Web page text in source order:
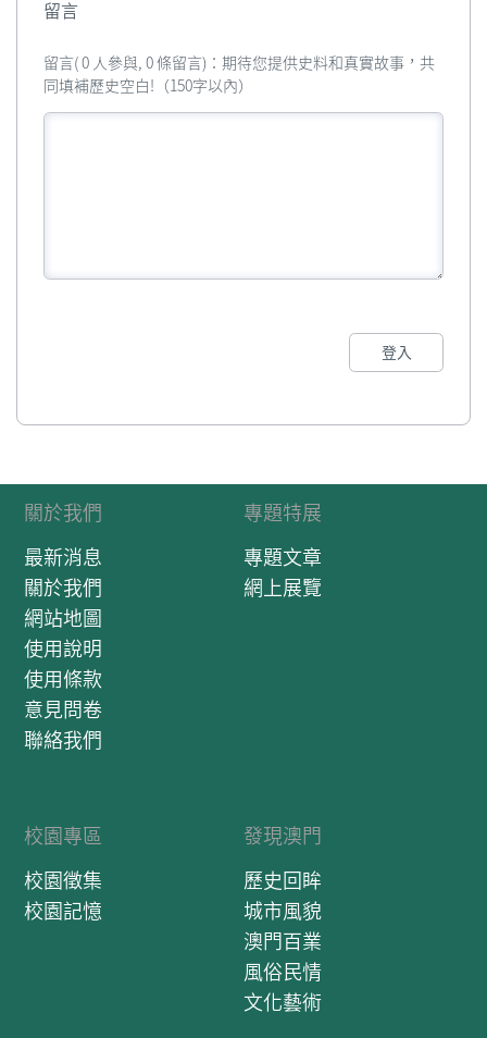
留言
留言( 0 人參與, 0 條留言)：期待您提供史料和真實故事，共
同填補歷史空白!（150字以內）
登入
關於我們
最新消息
關於我們
網站地圖
使用說明
使用條款
意見問卷
聯絡我們
專題特展
專題文章
網上展覽
校園專區
校園徵集
校園記憶
發現澳門
歷史回眸
城市風貌
澳門百業
風俗民情
文化藝術